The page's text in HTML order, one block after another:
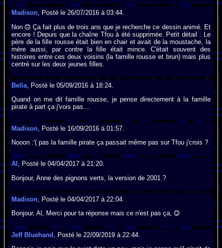
Madison, Posté le 26/07/2016 à 03:44.
Non
Ça fait plus de trois ans que je recherche ce dessin animé. Et
encore ! Depuis que la chaîne Tfou à été supprimée. Petit détail : Le
père de la fille rousse était bien en chair et avait de la moustache, la
mère aussi, par contre la fille était mince. C'était souvent des
histoires entre ces deux voisins (la famille rousse et brun) mais plus
centré sur les deux jeunes filles.
Bella , Posté le 05/09/2016 à 18:24.
Quand on me dit famille rousse, je pense directement à la famille
pirate à part ça j'vois pas...
Madison , Posté le 16/09/2016 à 01:57.
Nooon :'( pas la famille pirate ça passait même pas sur Tfou j'crois ?
Al , Posté le 04/04/2017 à 21:20.
Bonjour, Anne des pignons verts, la version de 2001 ?
Madison , Posté le 04/04/2017 à 22:04.
Bonjour, Al, Merci pour ta réponse mais ce n'est pas ça,
Jeff Bluehand , Posté le 22/09/2019 à 22:44.